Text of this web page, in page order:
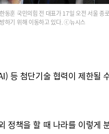
한동훈 국민의힘 전 대표가 17일 오전 서울 종
방하기 위해 이동하고 있다. ⓒ뉴시스
등 첨단기술 협력이 제한
정책을 할 때 나라를 이렇